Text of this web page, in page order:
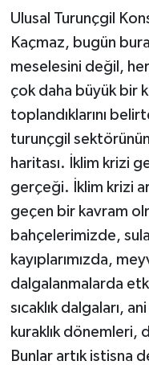
Ulusal Turunçgil
Kaçmaz, bugün
meselesini değil,
çok daha büyük bir
toplandıklarını
turunçgil sektörünün
haritası. İklim krizi
gerçeği. İklim krizi
geçen bir kavram
bahçelerimizde,
kayıplarımızda,
dalgalanmalarda
sıcaklık dalgaları,
kuraklık dönemleri,
Bunlar artık istisna